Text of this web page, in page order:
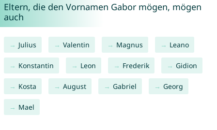
Eltern, die den Vornamen Gabor mögen, mögen
auch
Julius Valentin Magnus Leano
Konstantin Leon Frederik Gidion
Kosta August Gabriel Georg
Mael